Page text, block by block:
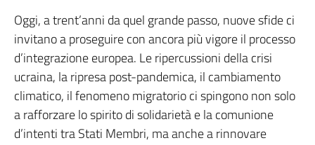
Oggi, a trent’anni da quel grande passo, nuove sfide ci
invitano a proseguire con ancora più vigore il processo
d’integrazione europea. Le ripercussioni della crisi
ucraina, la ripresa post-pandemica, il cambiamento
climatico, il fenomeno migratorio ci spingono non solo
a rafforzare lo spirito di solidarietà e la comunione
d’intenti tra Stati Membri, ma anche a rinnovare